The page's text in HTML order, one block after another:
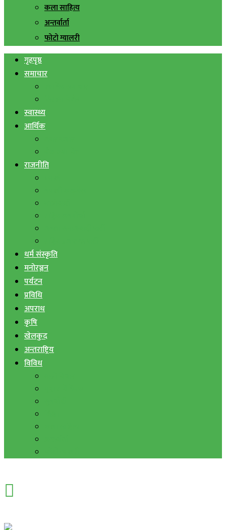
कला साहित्य
अन्तर्वार्ता
फोटो ग्यालरी
गृहपृष्ठ
समाचार
स्वास्थ्य
आर्थिक
राजनीति
धर्म संस्कृति
मनोरञ्जन
पर्यटन
प्रविधि
अपराध
कृषि
खेलकुद
अन्तराष्ट्रिय
विविध